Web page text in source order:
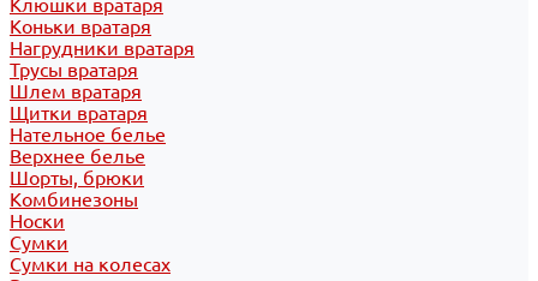
Клюшки вратаря
Коньки вратаря
Нагрудники вратаря
Трусы вратаря
Шлем вратаря
Щитки вратаря
Нательное белье
Верхнее белье
Шорты, брюки
Комбинезоны
Носки
Сумки
Сумки на колесах